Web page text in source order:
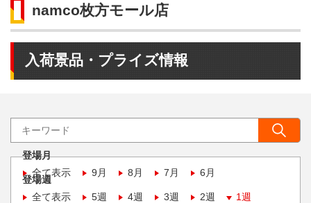
namco枚方モール店
入荷景品・プライズ情報
登場月
全て表示
9月 8月 7月 6月
登場週
全て表示
5週 4週 3週 2週 1週